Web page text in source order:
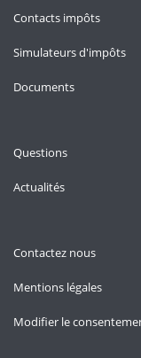
Contacts impôts
Simulateurs d'impôts
Documents
Questions
Actualités
Contactez nous
Mentions légales
Modifier le